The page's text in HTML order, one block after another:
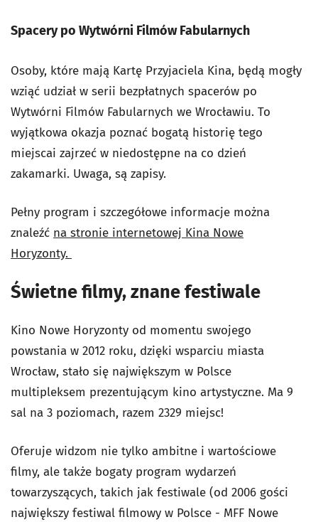
Spacery po Wytwórni Filmów Fabularnych
Osoby, które mają Kartę Przyjaciela Kina, będą mogły
wziąć udział w serii bezpłatnych spacerów po
Wytwórni Filmów Fabularnych we Wrocławiu. To
wyjątkowa okazja poznać bogatą historię tego
miejscai zajrzeć w niedostępne na co dzień
zakamarki. Uwaga, są zapisy.
Pełny program i szczegółowe informacje można
znaleźć na stronie internetowej Kina Nowe
Horyzonty.
Świetne filmy, znane festiwale
Kino Nowe Horyzonty od momentu swojego
powstania w 2012 roku, dzięki wsparciu miasta
Wrocław, stało się największym w Polsce
multipleksem prezentującym kino artystyczne. Ma 9
sal na 3 poziomach, razem 2329 miejsc!
Oferuje widzom nie tylko ambitne i wartościowe
filmy, ale także bogaty program wydarzeń
towarzyszących, takich jak festiwale (od 2006 gości
największy festiwal filmowy w Polsce - MFF Nowe